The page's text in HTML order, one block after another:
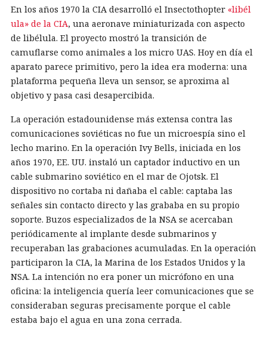
En los años 1970 la CIA desarrolló el Insectothopter «libél
ula» de la CIA, una aeronave miniaturizada con aspecto
de libélula. El proyecto mostró la transición de
camuflarse como animales a los micro UAS. Hoy en día el
aparato parece primitivo, pero la idea era moderna: una
plataforma pequeña lleva un sensor, se aproxima al
objetivo y pasa casi desapercibida.
La operación estadounidense más extensa contra las
comunicaciones soviéticas no fue un microespía sino el
lecho marino. En la operación Ivy Bells, iniciada en los
años 1970, EE. UU. instaló un captador inductivo en un
cable submarino soviético en el mar de Ojotsk. El
dispositivo no cortaba ni dañaba el cable: captaba las
señales sin contacto directo y las grababa en su propio
soporte. Buzos especializados de la NSA se acercaban
periódicamente al implante desde submarinos y
recuperaban las grabaciones acumuladas. En la operación
participaron la CIA, la Marina de los Estados Unidos y la
NSA. La intención no era poner un micrófono en una
oficina: la inteligencia quería leer comunicaciones que se
consideraban seguras precisamente porque el cable
estaba bajo el agua en una zona cerrada.